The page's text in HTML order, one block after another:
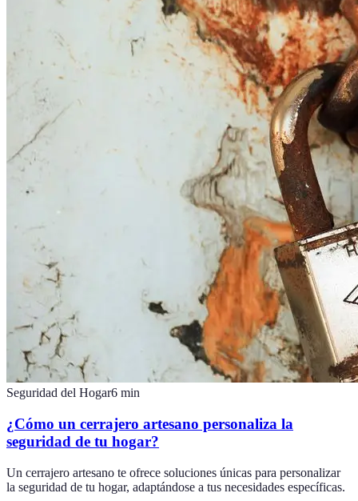
Seguridad del Hogar6 min
¿Cómo un cerrajero artesano personaliza la
seguridad de tu hogar?
Un cerrajero artesano te ofrece soluciones únicas para personalizar
la seguridad de tu hogar, adaptándose a tus necesidades específicas.